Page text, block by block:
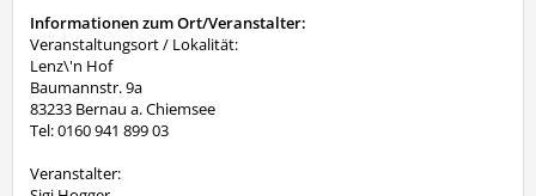
Informationen zum Ort/Veranstalter:
Veranstaltungsort / Lokalität:
Lenz\'n Hof
Baumannstr. 9a
83233 Bernau a. Chiemsee
Tel: 0160 941 899 03
Veranstalter: